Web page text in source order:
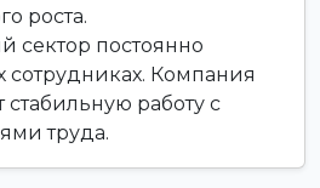
роста.
сектор постоянно
сотрудниках. Компания
стабильную работу с
труда.